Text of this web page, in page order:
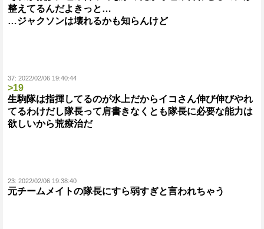
整えてるんだよきっと…
…ジャクソンは壊れるかも知らんけど
37: 2022/02/06 19:40:44
>19
生駒隊は指揮してるのが水上だからイコさん伸び伸びやれ
てるわけだし隊長って肩書きなくとも隊長に必要な能力は
欲しいから荒療治だ
23: 2022/02/06 19:38:40
元チームメイトの隊長にすら弱すぎと言われちゃう